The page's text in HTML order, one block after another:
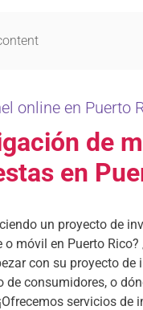
online en Puerto
de
en
un proyecto de
o móvil en Puerto Rico?
con su proyecto de
de consumidores, o
servicios de